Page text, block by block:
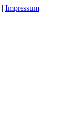
| Impressum |